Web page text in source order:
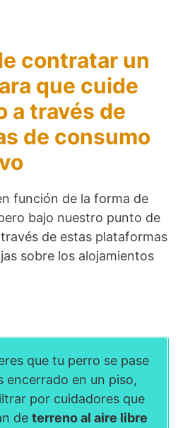
contratar un
que cuide
a través de
de consumo
función de la forma de
bajo nuestro punto de
de estas plataformas
sobre los alojamientos
que tu perro se pase
encerrado en un piso,
por cuidadores que
de terreno al aire libre